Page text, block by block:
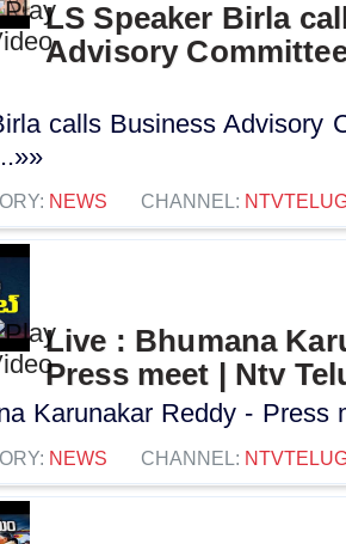
LS Speaker Birla
Advisory
calls Business Advisory
NEWS CHANNEL:
Live : Bhumana
Press meet | Ntv
Karunakar Reddy - Press
NEWS CHANNEL: